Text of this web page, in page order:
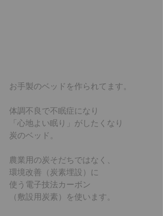
お手製のベッドを作られてます。
体調不良で不眠症になり
「心地よい眠り」がしたくなり
炭のベッド。
農業用の炭そだちではなく、
環境改善（炭素埋設）に
使う電子技法カーボン
（敷設用炭素）を使います。